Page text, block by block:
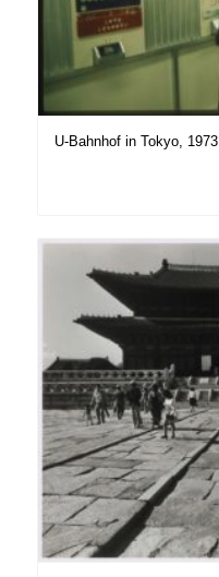
U-Bahnhof in Tokyo, 1973